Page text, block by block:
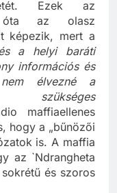
ennek a
Ezek az
óta az olasz
képezik, mert a
a helyi baráti
információs és
élvezné a
maffiaellenes
hogy a „bűnözői
is. A maffia
az `Ndrangheta
és szoros